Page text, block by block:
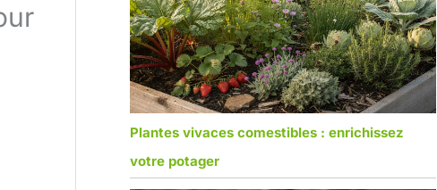
Plantes vivaces comestibles : enrichissez
votre potager